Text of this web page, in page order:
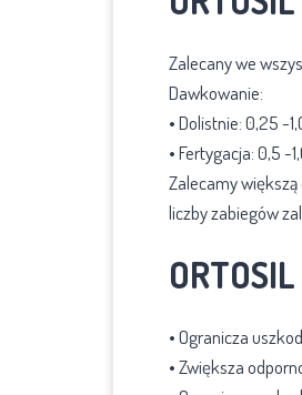
Zalecany we
Dawkowanie:
• Dolistnie: 0,25 -
• Fertygacja: 0,5 -
Zalecamy
liczby zabiegów
• Ogranicza
• Zwiększa